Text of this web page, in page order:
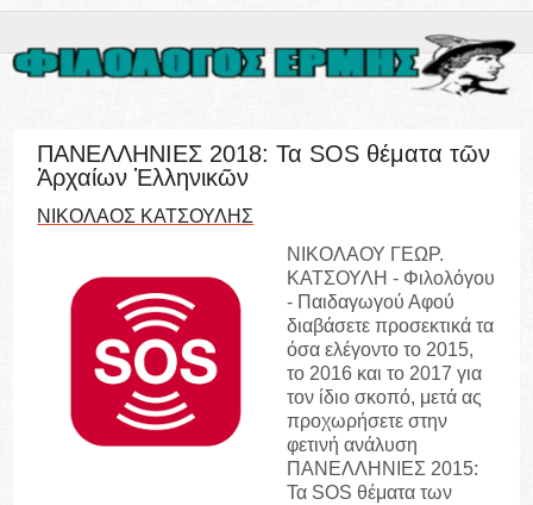
ΠΑΝΕΛΛΗΝΙΕΣ 2018: Τα SOS θέματα τῶν
Ἀρχαίων Ἑλληνικῶν
ΝΙΚΟΛΑΟΣ ΚΑΤΣΟΥΛΗΣ
ΝΙΚΟΛΑΟΥ ΓΕΩΡ.
ΚΑΤΣΟΥΛΗ - Φιλολόγου
- Παιδαγωγού Αφού
διαβάσετε προσεκτικά τα
όσα ελέγοντο το 2015,
το 2016 και το 2017 για
τον ίδιο σκοπό, μετά ας
προχωρήσετε στην
φετινή ανάλυση
ΠΑΝΕΛΛΗΝΙΕΣ 2015:
Τα SOS θέματα των